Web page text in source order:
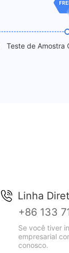
Teste de Amostra
Linha
+86 133
Se você tiver
empresarial
conosco.